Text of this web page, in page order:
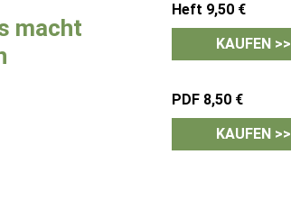
macht
Heft 9,50 €
KAUFEN >>
PDF 8,50 €
KAUFEN >>